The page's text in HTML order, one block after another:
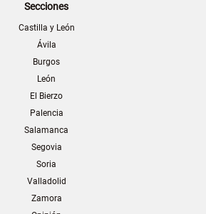
Secciones
Castilla y León
Ávila
Burgos
León
El Bierzo
Palencia
Salamanca
Segovia
Soria
Valladolid
Zamora